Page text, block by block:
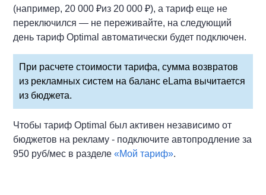
(например, 20 000 ₽из 20 000 ₽), а тариф еще не
переключился — не переживайте, на следующий
день тариф Optimal автоматически будет подключен.
При расчете стоимости тарифа, сумма возвратов
из рекламных систем на баланс eLama вычитается
из бюджета.
Чтобы тариф Optimal был активен независимо от
бюджетов на рекламу - подключите автопродление за
950 руб/мес в разделе«Мой тариф».